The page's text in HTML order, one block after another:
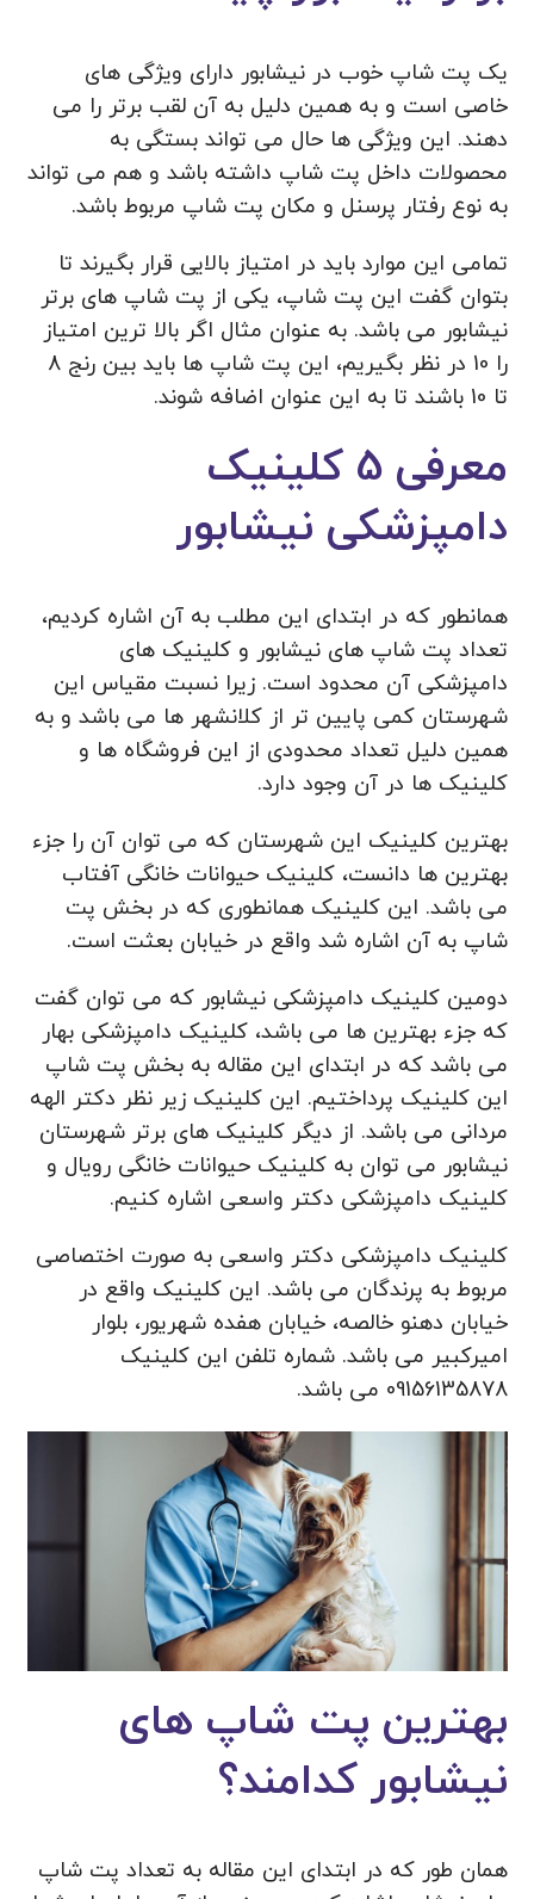
یک پت شاپ خوب در نیشابور دارای ویژگی های
خاصی است و به همین دلیل به آن لقب برتر را می
دهند. این ویژگی ها حال می تواند بستگی به
محصولات داخل پت شاپ داشته باشد و هم می تواند
به نوع رفتار پرسنل و مکان پت شاپ مربوط باشد.
تمامی این موارد باید در امتیاز بالایی قرار بگیرند تا
بتوان گفت این پت شاپ، یکی از پت شاپ های برتر
نیشابور می باشد. به عنوان مثال اگر بالا ترین امتیاز
را 10 در نظر بگیریم، این پت شاپ ها باید بین رنج 8
تا 10 باشند تا به این عنوان اضافه شوند.
معرفی 5 کلینیک
دامپزشکی نیشابور
همانطور که در ابتدای این مطلب به آن اشاره کردیم،
تعداد پت شاپ های نیشابور و کلینیک های
دامپزشکی آن محدود است. زیرا نسبت مقیاس این
شهرستان کمی پایین تر از کلانشهر ها می باشد و به
همین دلیل تعداد محدودی از این فروشگاه ها و
کلینیک ها در آن وجود دارد.
بهترین کلینیک این شهرستان که می توان آن را جزء
بهترین ها دانست، کلینیک حیوانات خانگی آفتاب
می باشد. این کلینیک همانطوری که در بخش پت
شاپ به آن اشاره شد واقع در خیابان بعثت است.
دومین کلینیک دامپزشکی نیشابور که می توان گفت
که جزء بهترین ها می باشد، کلینیک دامپزشکی بهار
می باشد که در ابتدای این مقاله به بخش پت شاپ
این کلینیک پرداختیم. این کلینیک زیر نظر دکتر الهه
مردانی می باشد. از دیگر کلینیک های برتر شهرستان
نیشابور می توان به کلینیک حیوانات خانگی رویال و
کلینیک دامپزشکی دکتر واسعی اشاره کنیم.
کلینیک دامپزشکی دکتر واسعی به صورت اختصاصی
مربوط به پرندگان می باشد. این کلینیک واقع در
خیابان دهنو خالصه، خیابان هفده شهریور، بلوار
امیرکبیر می باشد. شماره تلفن این کلینیک
09156135878 می باشد.
بهترین پت شاپ های
نیشابور کدامند؟
همان طور که در ابتدای این مقاله به تعداد پت شاپ